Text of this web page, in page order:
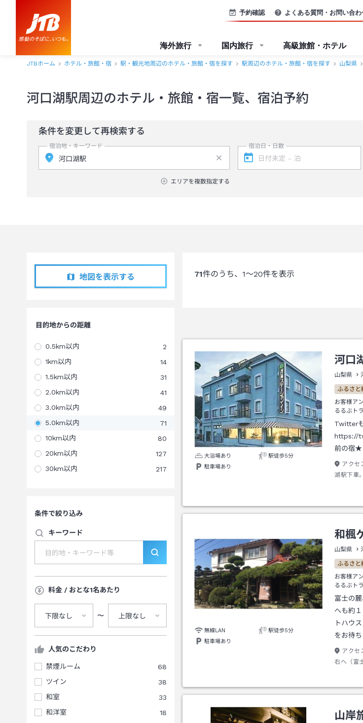
予約確認 よくある質問・お問い合わ
海外旅行 国内旅行 高級旅館・ホテル
JTBホーム ホテル・旅館・宿 駅・観光地周辺のホテル・旅館・宿を探す 駅周辺のホテル・旅館・宿を探す 山梨県
河口湖駅周辺のホテル・旅館・宿一覧、宿泊予約
条件を変更して再検索する
宿泊地・キーワード
エリアを複数指定する
宿泊日・日数
地図を表示する
目的地からの距離
0.5km以内
2
1km以内
14
1.5km以内
31
2.0km以内
41
3.0km以内
49
5.0km以内
71
10km以内
80
20km以内
127
30km以内
217
条件で絞り込み
キーワード
料金 / おとな1名あたり
下限なし 〜 上限なし
人気のこだわり
禁煙ルーム
68
ツイン
38
和室
33
和洋室
18
71件のうち、 1～20件を表示
大浴場あり
駅徒歩5分
駐車場あり
河口
山梨県
ふるさと
お客様ア
るるぶト
Twitter
https://
前の宿★
アクセ
湖駅下車
無線LAN
駅徒歩5分
駐車場あり
和楓
山梨県
ふるさと
お客様ア
るるぶト
富士の
へも約
トハウ
をお待
アクセ
右へ（富
山岸